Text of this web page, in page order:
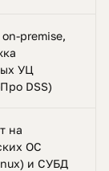
premise,
УЦ
DSS)
на
ОС
и СУБД